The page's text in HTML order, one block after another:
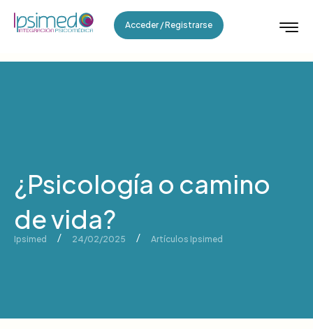
Acceder / Registrarse
¿Psicología o camino
de vida?
Ipsimed / 24/02/2025 / Artículos Ipsimed